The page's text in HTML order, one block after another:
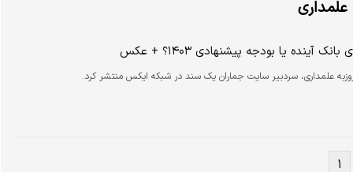
علمداری
آینده یا بودجه پیشنهادی ۱۴۰۳؟ + عکس
علمداری، سردبیر سایت جماران یک سند در شبکه ایکس منتشر کرد.
۱